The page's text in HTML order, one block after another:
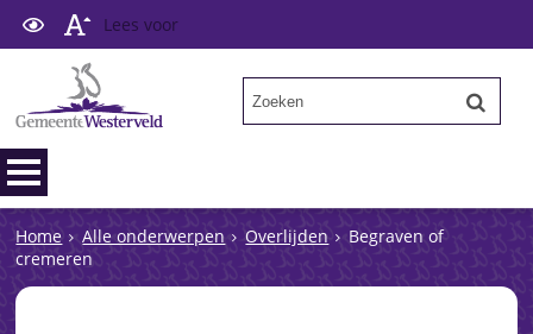
Lees voor
Home Alle onderwerpen Overlijden
Begraven of
cremeren